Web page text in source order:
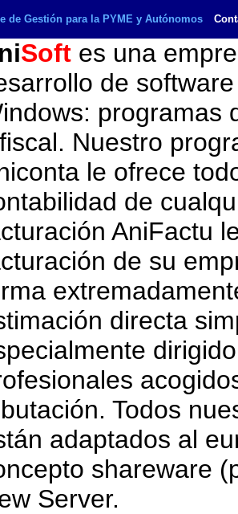
de Gestión para la PYME y Autónomos
Soft es una
de
programas
Nuestro
le ofrece
de
AniFactu
de su
directa
Todos
adaptados al
shareware
Server.